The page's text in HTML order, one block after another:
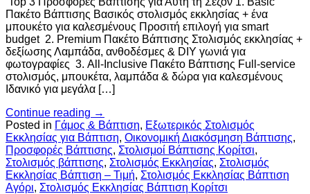
Πακέτο Βάπτισης Βασικός στολισμός εκκλησίας + ένα
μπουκέτο για καλεσμένους Προσιτή επιλογή για smart
budget 2. Premium Πακέτο Βάπτισης Στολισμός εκκλησίας +
δεξίωσης Λαμπάδα, ανθοδέσμες & DIY γωνιά για
φωτογραφίες 3. All-Inclusive Πακέτο Βάπτισης Full-service
στολισμός, μπουκέτα, λαμπάδα & δώρα για καλεσμένους
Ιδανικό για μεγάλα […]
Continue reading →
Posted in Γάμος & Βάπτιση, Εξωτερικός Στολισμός
Εκκλησίας για Βάπτιση, Οικονομική Διακόσμηση Βάπτισης,
Προσφορές Βάπτισης, Στολισμοί Βάπτισης Κορίτσι,
Στολισμός βάπτισης, Στολισμός Εκκλησίας, Στολισμός
Εκκλησίας Βάπτιση – Τιμή, Στολισμός Εκκλησίας Βάπτιση
Αγόρι, Στολισμός Εκκλησίας Βάπτιση Κορίτσι